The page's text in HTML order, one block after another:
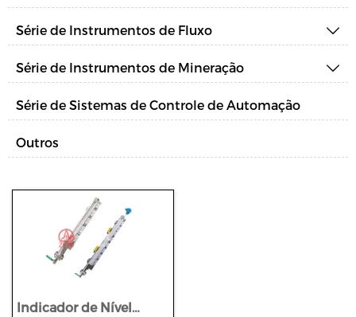
Série de Instrumentos de Fluxo 
Série de Instrumentos de Mineração 
Série de Sistemas de Controle de Automação
Outros
Indicador de Nível